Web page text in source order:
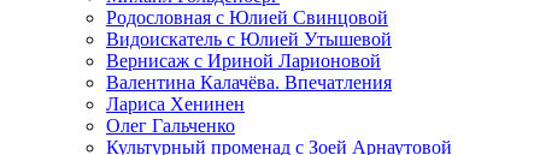
Родословная с Юлией Свинцовой
Видоискатель с Юлией Утышевой
Вернисаж с Ириной Ларионовой
Валентина Калачёва. Впечатления
Лариса Хенинен
Олег Гальченко
Культурный променад с Зоей Арнаутовой